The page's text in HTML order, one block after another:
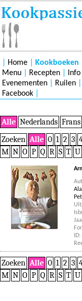
Home Kookboeken
Menu
Recepten Info
Evenementen
Ruilen
Facebook
Alle Nederlands Frans
Zoeken Alle 0 1 2 3
M N O P Q R S T U
ID:
Zoeken Alle 0 1 2 3
M N O P Q R S T U